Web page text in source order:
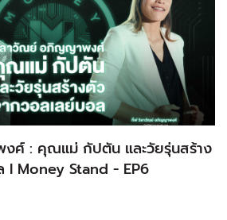
: คุณแม่ กัปตัน และวัยรุ่นสร้าง
l Money Stand - EP6